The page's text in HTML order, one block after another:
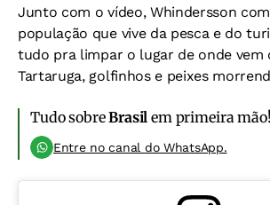
Junto com o vídeo, Whindersson
população que vive da pesca e do
tudo pra limpar o lugar de onde vem
Tartaruga, golfinhos e peixes
Tudo sobreBrasil em primeira mão!
Entre no canal do WhatsApp.